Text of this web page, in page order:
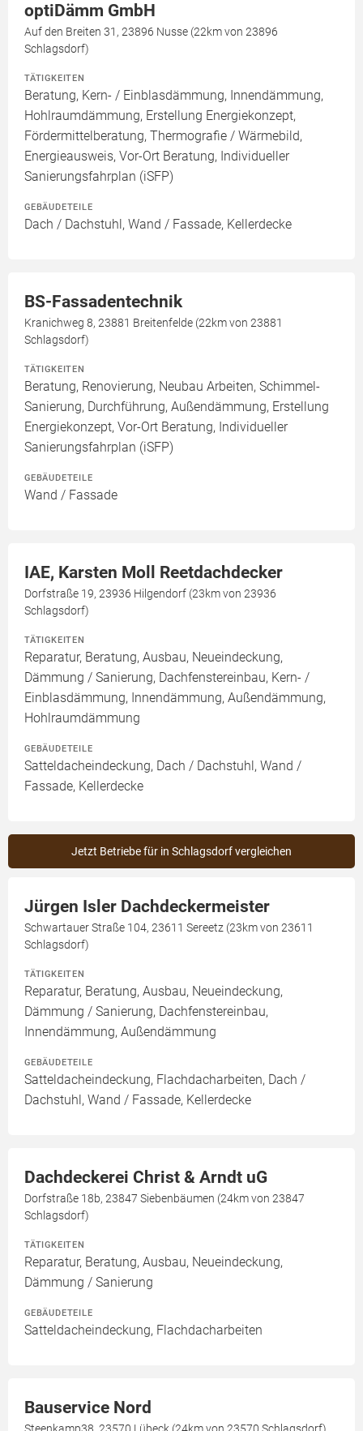
optiDämm GmbH
Auf den Breiten 31, 23896 Nusse (22km von 23896
Schlagsdorf)
TÄTIGKEITEN
Beratung, Kern- / Einblasdämmung, Innendämmung,
Hohlraumdämmung, Erstellung Energiekonzept,
Fördermittelberatung, Thermografie / Wärmebild,
Energieausweis, Vor-Ort Beratung, Individueller
Sanierungsfahrplan (iSFP)
GEBÄUDETEILE
Dach / Dachstuhl, Wand / Fassade, Kellerdecke
BS-Fassadentechnik
Kranichweg 8, 23881 Breitenfelde (22km von 23881
Schlagsdorf)
TÄTIGKEITEN
Beratung, Renovierung, Neubau Arbeiten, Schimmel-
Sanierung, Durchführung, Außendämmung, Erstellung
Energiekonzept, Vor-Ort Beratung, Individueller
Sanierungsfahrplan (iSFP)
GEBÄUDETEILE
Wand / Fassade
IAE, Karsten Moll Reetdachdecker
Dorfstraße 19, 23936 Hilgendorf (23km von 23936
Schlagsdorf)
TÄTIGKEITEN
Reparatur, Beratung, Ausbau, Neueindeckung,
Dämmung / Sanierung, Dachfenstereinbau, Kern- /
Einblasdämmung, Innendämmung, Außendämmung,
Hohlraumdämmung
GEBÄUDETEILE
Satteldacheindeckung, Dach / Dachstuhl, Wand /
Fassade, Kellerdecke
Jetzt Betriebe für in Schlagsdorf vergleichen
Jürgen Isler Dachdeckermeister
Schwartauer Straße 104, 23611 Sereetz (23km von 23611
Schlagsdorf)
TÄTIGKEITEN
Reparatur, Beratung, Ausbau, Neueindeckung,
Dämmung / Sanierung, Dachfenstereinbau,
Innendämmung, Außendämmung
GEBÄUDETEILE
Satteldacheindeckung, Flachdacharbeiten, Dach /
Dachstuhl, Wand / Fassade, Kellerdecke
Dachdeckerei Christ & Arndt uG
Dorfstraße 18b, 23847 Siebenbäumen (24km von 23847
Schlagsdorf)
TÄTIGKEITEN
Reparatur, Beratung, Ausbau, Neueindeckung,
Dämmung / Sanierung
GEBÄUDETEILE
Satteldacheindeckung, Flachdacharbeiten
Bauservice Nord